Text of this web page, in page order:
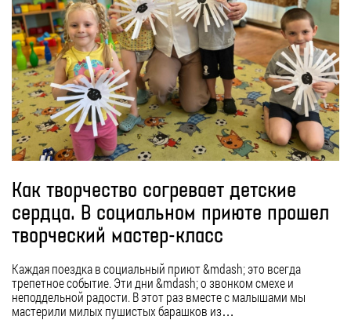
Как творчество согревает детские
сердца. В социальном приюте прошел
творческий мастер-класс
Каждая поездка в социальный приют &mdash; это всегда
трепетное событие. Эти дни &mdash; о звонком смехе и
неподдельной радости. В этот раз вместе с малышами мы
мастерили милых пушистых барашков из…